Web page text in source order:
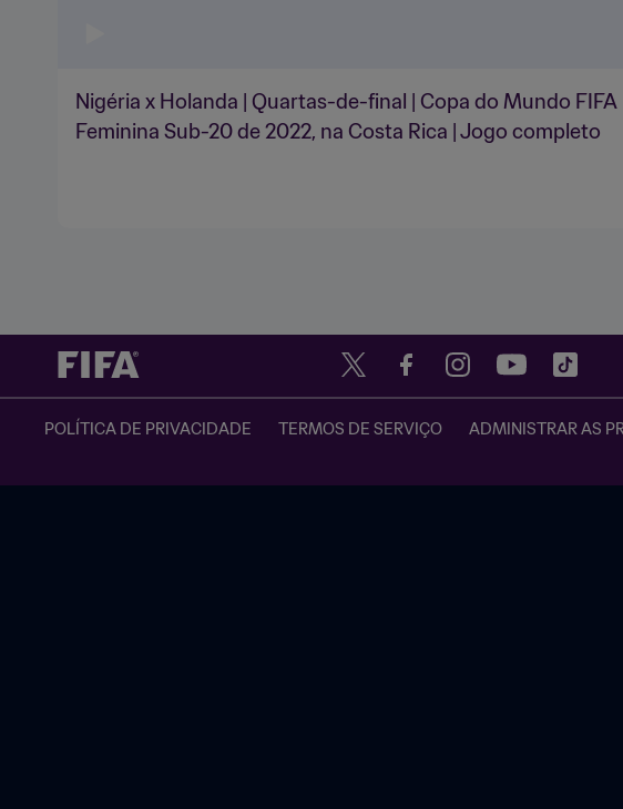
Nigéria x Holanda | Quartas-de-final | Copa do Mundo FIFA
Feminina Sub-20 de 2022, na Costa Rica | Jogo completo
POLÍTICA DE PRIVACIDADE TERMOS DE SERVIÇO ADMINISTRAR AS